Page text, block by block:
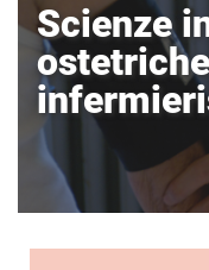
Scienze